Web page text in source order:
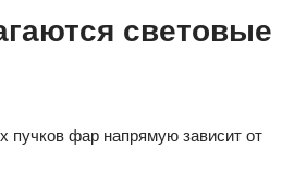
световые
пучков фар напрямую зависит от